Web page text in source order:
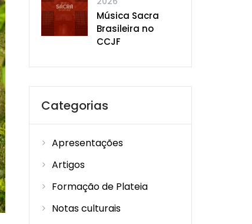
Música Sacra
Brasileira no
CCJF
Categorias
Apresentações
Artigos
Formação de Plateia
Notas culturais